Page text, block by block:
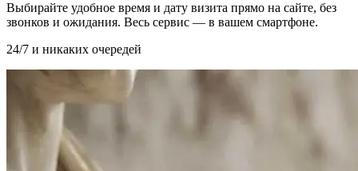
Выбирайте удобное время и дату визита прямо на сайте, без
звонков и ожидания. Весь сервис — в вашем смартфоне.
24/7 и никаких очередей